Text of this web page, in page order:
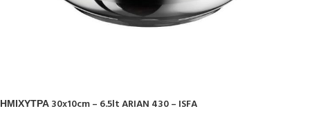
ΗΜΙΧΥΤΡΑ 30x10cm – 6.5lt ARIAN 430 – ISFA